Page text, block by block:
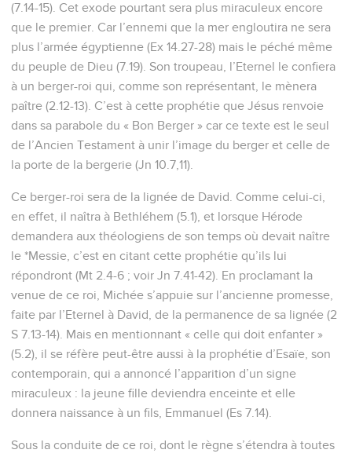
(7.14-15). Cet exode pourtant sera plus miraculeux encore
que le premier. Car l’ennemi que la mer engloutira ne sera
plus l’armée égyptienne (Ex 14.27-28) mais le péché même
du peuple de Dieu (7.19). Son troupeau, l’Eternel le confiera
à un berger-roi qui, comme son représentant, le mènera
paître (2.12-13). C’est à cette prophétie que Jésus renvoie
dans sa parabole du « Bon Berger » car ce texte est le seul
de l’Ancien Testament à unir l’image du berger et celle de
la porte de la bergerie (Jn 10.7,11).
Ce berger-roi sera de la lignée de David. Comme celui-ci,
en effet, il naîtra à Bethléhem (5.1), et lorsque Hérode
demandera aux théologiens de son temps où devait naître
le *Messie, c’est en citant cette prophétie qu’ils lui
répondront (Mt 2.4-6 ; voir Jn 7.41-42). En proclamant la
venue de ce roi, Michée s’appuie sur l’ancienne promesse,
faite par l’Eternel à David, de la permanence de sa lignée (2
S 7.13-14). Mais en mentionnant « celle qui doit enfanter »
(5.2), il se réfère peut-être aussi à la prophétie d’Esaïe, son
contemporain, qui a annoncé l’apparition d’un signe
miraculeux : la jeune fille deviendra enceinte et elle
donnera naissance à un fils, Emmanuel (Es 7.14).
Sous la conduite de ce roi, dont le règne s’étendra à toutes